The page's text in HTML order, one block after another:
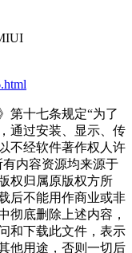
第十七条规定“为了
通过安装、显示、传
不经软件著作权人许
内容资源均来源于
权归属原版权方所
后不能用作商业或非
彻底删除上述内容，
和下载此文件，表示
他用途，否则一切后